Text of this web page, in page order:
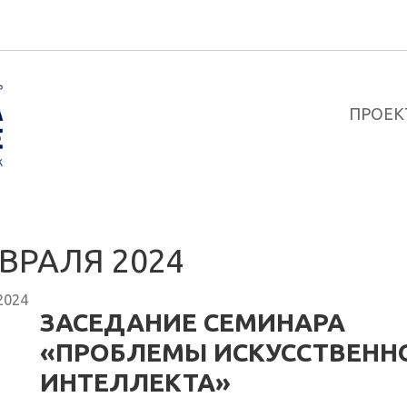
2024
ЗАСЕДАНИЕ СЕМИНАРА
«ПРОБЛЕМЫ
ИНТЕЛЛЕКТА»